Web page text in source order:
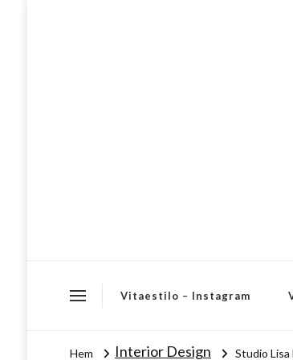
Vitaestilo – Instagram
Hem Interior Design Studio